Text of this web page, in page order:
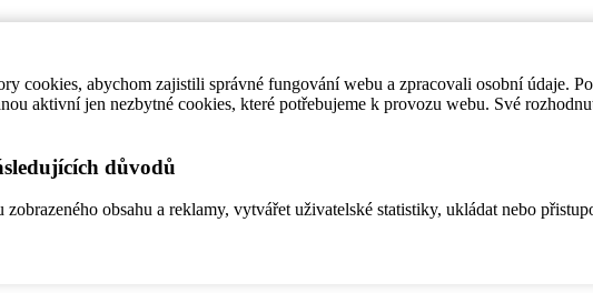
cookies, abychom zajistili správné fungování webu a zpracovali osobní údaje.
aktivní jen nezbytné cookies, které potřebujeme k provozu webu. Své
důvodů
obsahu a reklamy, vytvářet uživatelské statistiky, ukládat nebo